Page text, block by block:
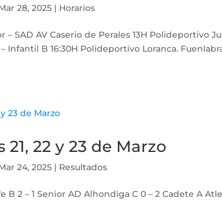
28, 2025 | Horarios
– SAD AV Caserio de Perales 13H Polideportivo
Infantil B 16:30H Polideportivo Loranca.
21, 22 y 23 de Marzo
24, 2025 | Resultados
B 2 – 1 Senior AD Alhondiga C 0 – 2 Cadete A